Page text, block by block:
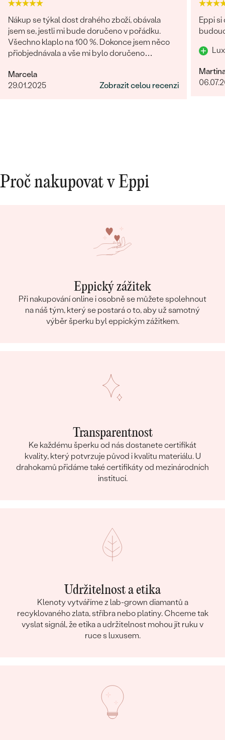
Nákup se týkal dost drahého zboží, obávala
jsem se, jestli mi bude doručeno v pořádku.
Všechno klaplo na 100 %. Dokonce jsem něco
přiobjednávala a vše mi bylo doručeno
doporučit.
Marcela
29.01.2025
Zobrazit celou recenzi
Eppi si
Proč nakupovat v Eppi
Eppický zážitek
Při nakupování online i osobně se můžete spolehnout
na náš tým, který se postará o to, aby už samotný
výběr šperku byl eppickým zážitkem.
Transparentnost
Ke každému šperku od nás dostanete certifikát
kvality, který potvrzuje původ i kvalitu materiálu. U
drahokamů přidáme také certifikáty od mezinárodních
institucí.
Udržitelnost a etika
Klenoty vytváříme z lab-grown diamantů a
recyklovaného zlata, stříbra nebo platiny. Chceme tak
vyslat signál, že etika a udržitelnost mohou jít ruku v
ruce s luxusem.